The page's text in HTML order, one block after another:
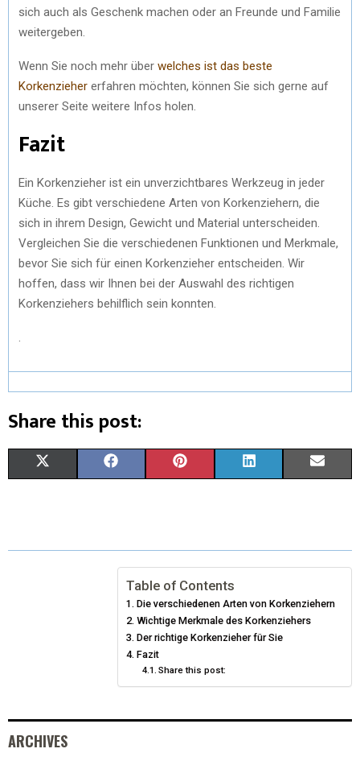
sich auch als Geschenk machen oder an Freunde und Familie
weitergeben.
Wenn Sie noch mehr über welches ist das beste
Korkenzieher erfahren möchten, können Sie sich gerne auf
unserer Seite weitere Infos holen.
Fazit
Ein Korkenzieher ist ein unverzichtbares Werkzeug in jeder
Küche. Es gibt verschiedene Arten von Korkenziehern, die
sich in ihrem Design, Gewicht und Material unterscheiden.
Vergleichen Sie die verschiedenen Funktionen und Merkmale,
bevor Sie sich für einen Korkenzieher entscheiden. Wir
hoffen, dass wir Ihnen bei der Auswahl des richtigen
Korkenziehers behilflich sein konnten.
Share this post:
W
)
E
B
O
O
T
R
E
S
K
D
I
I
Table of Contents
Die verschiedenen Arten von Korkenziehern
Wichtige Merkmale des Korkenziehers
Der richtige Korkenzieher für Sie
Fazit
Share this post:
ARCHIVES